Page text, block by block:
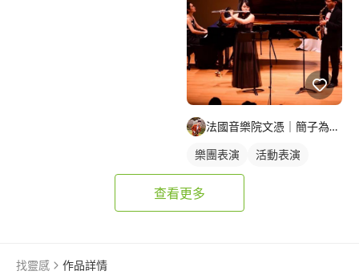
法國音樂院文憑｜簡子為｜20年薩克斯風教學經驗
樂團表演 活動表演
查看更多
找靈感 作品詳情